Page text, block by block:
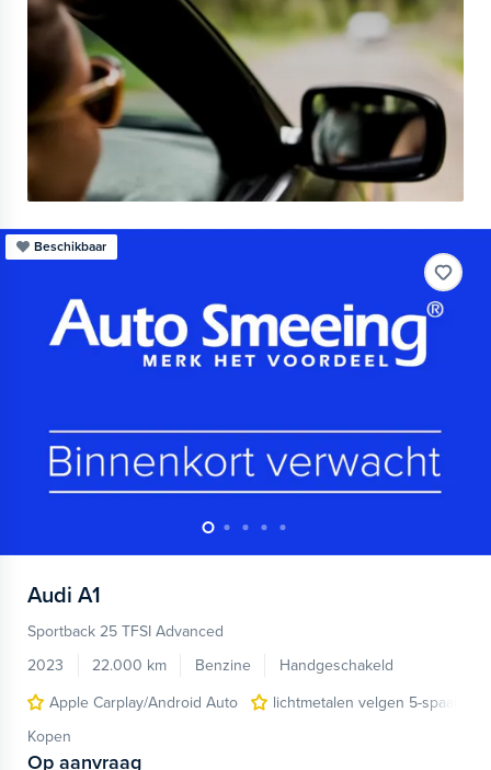
Beschikbaar
Audi A1
Sportback 25 TFSI Advanced
2023
22.000 km Benzine
Handgeschakeld
Apple Carplay/Android Auto
lichtmetalen velgen 5-spaaks
Kopen
Op aanvraag